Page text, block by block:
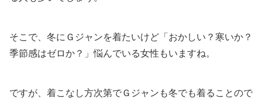
そこで、冬にＧジャンを着たいけど「おかしい？寒いか？
季節感はゼロか？」悩んでいる女性もいますね。
ですが、着こなし方次第でＧジャンも冬でも着ることので